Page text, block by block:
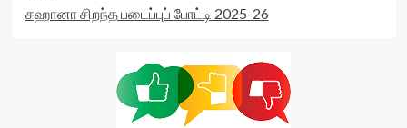
சஹானா சிறந்த படைப்புப் போட்டி 2025-26